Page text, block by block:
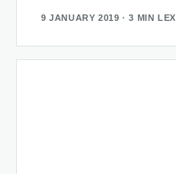
9 JANUARY 2019 · 3 MIN